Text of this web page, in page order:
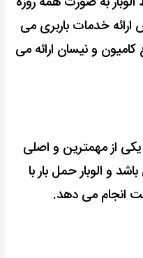
ارائه خدمات باربری می
کامیون و نیسان ارائه می
از مهمترین و اصلی
و الوبار حمل بار با
انجام می دهد.